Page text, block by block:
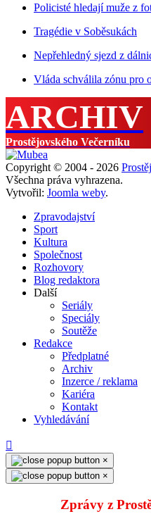
Policisté hledají muže z
Tragédie v Soběsukách
Nepřehledný sjezd z
Vláda schválila zónu pro
ARCHIV
Prostějovského Večerníku
Copyright © 2004 - 2026
Všechna práva vyhrazena.
Vytvořil: Joomla weby.
Zpravodajství
Sport
Kultura
Společnost
Rozhovory
Blog redaktora
Další
Seriály
Speciály
Soutěže
Redakce
Předplatné
Archiv
Inzerce / reklama
Kariéra
Kontakt
Vyhledávání
×
×
Zprávy z